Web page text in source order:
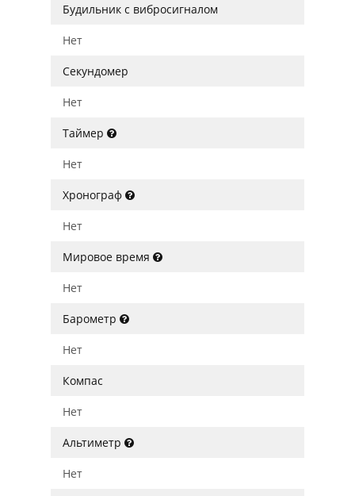
Будильник с вибросигналом
Нет
Секундомер
Нет
Таймер
Нет
Хронограф
Нет
Мировое время
Нет
Барометр
Нет
Компас
Нет
Альтиметр
Нет